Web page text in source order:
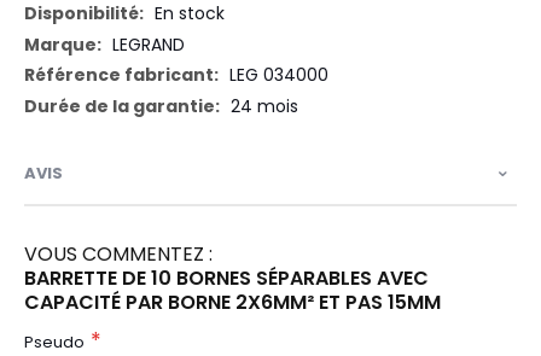
En stock
LEGRAND
LEG 034000
24 mois
AVIS
VOUS COMMENTEZ :
BARRETTE DE 10 BORNES SÉPARABLES AVEC
CAPACITÉ PAR BORNE 2X6MM² ET PAS 15MM
Pseudo